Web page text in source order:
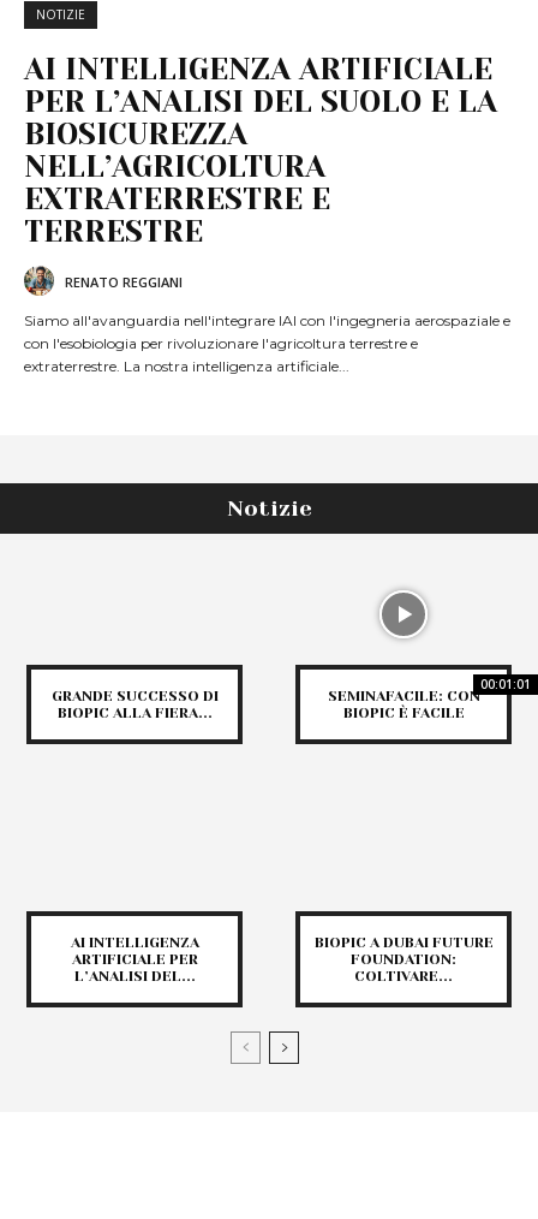
NOTIZIE
AI INTELLIGENZA ARTIFICIALE
PER L’ANALISI DEL SUOLO E LA
BIOSICUREZZA
NELL’AGRICOLTURA
EXTRATERRESTRE E
TERRESTRE
RENATO REGGIANI
Siamo all'avanguardia nell'integrare lAI con l'ingegneria aerospaziale e
con l'esobiologia per rivoluzionare l'agricoltura terrestre e
extraterrestre. La nostra intelligenza artificiale...
Notizie
GRANDE SUCCESSO DI
BIOPIC ALLA FIERA...
00:01:01
SEMINAFACILE: CON
BIOPIC È FACILE
AI INTELLIGENZA
ARTIFICIALE PER
L’ANALISI DEL...
BIOPIC A DUBAI FUTURE
FOUNDATION:
COLTIVARE...